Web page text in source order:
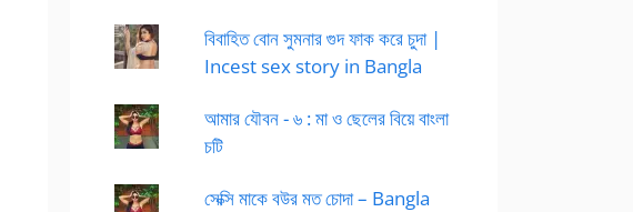
বিবাহিত বোন সুমনার গুদ ফাক করে চুদা |
Incest sex story in Bangla
আমার যৌবন - ৬ : মা ও ছেলের বিয়ে বাংলা
চটি
সেক্সি মাকে বউর মত চোদা – Bangla